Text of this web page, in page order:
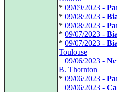
* 09/09/2023 -
* 09/08/2023 -
* 09/08/2023 -
* 09/07/2023 -
* 09/07/2023 -
Toulouse
09/06/2023 -
B. Thornton
* 09/06/2023 -
09/06/2023 -